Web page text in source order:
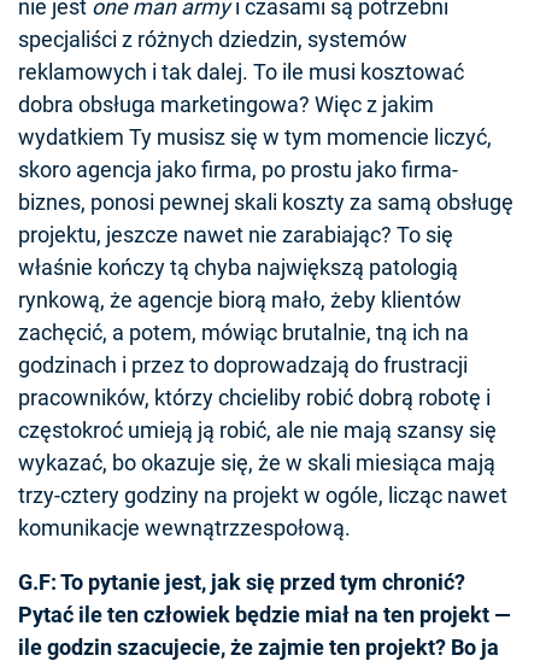
nie jest one man armyi czasami są potrzebni
specjaliści z różnych dziedzin, systemów
reklamowych i tak dalej. To ile musi kosztować
dobra obsługa marketingowa? Więc z jakim
wydatkiem Ty musisz się w tym momencie liczyć,
skoro agencja jako firma, po prostu jako firma-
biznes, ponosi pewnej skali koszty za samą obsługę
projektu, jeszcze nawet nie zarabiając? To się
właśnie kończy tą chyba największą patologią
rynkową, że agencje biorą mało, żeby klientów
zachęcić, a potem, mówiąc brutalnie, tną ich na
godzinach i przez to doprowadzają do frustracji
pracowników, którzy chcieliby robić dobrą robotę i
częstokroć umieją ją robić, ale nie mają szansy się
wykazać, bo okazuje się, że w skali miesiąca mają
trzy-cztery godziny na projekt w ogóle, licząc nawet
komunikacje wewnątrzzespołową.
G.F: To pytanie jest, jak się przed tym chronić?
Pytać ile ten człowiek będzie miał na ten projekt —
ile godzin szacujecie, że zajmie ten projekt? Bo ja